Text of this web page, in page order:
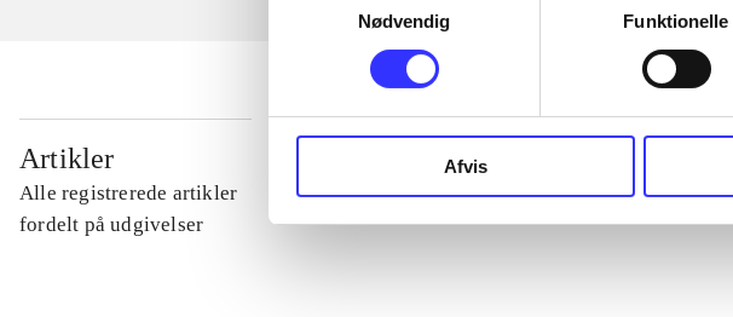
Nødvendig
Funktionelle
Afvis
Artikler
Alle registrerede artikler
fordelt på udgivelser
...
...